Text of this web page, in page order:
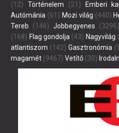
(12)
Történelem (21) Emberi
Autómánia (61) Mozi világ (440)
Tereb (146) Jobbegyenes (3296)
(168) Flag gondolja(43) Nagyvilág
atlantiszom (142) Gasztronómia
magamét (9467) Vetítő (30)